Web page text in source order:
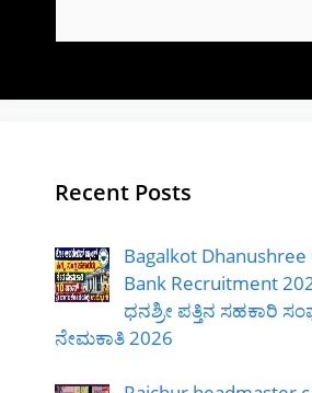
Recent Posts
Bagalkot
Bank Recruitment
ಧನಶ್ರೀ ಪತ್ತಿನ ಸಹಕಾರಿ
ನೇಮಕಾತಿ 2026